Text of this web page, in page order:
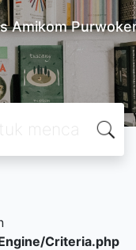
Amikom
Criteria.php